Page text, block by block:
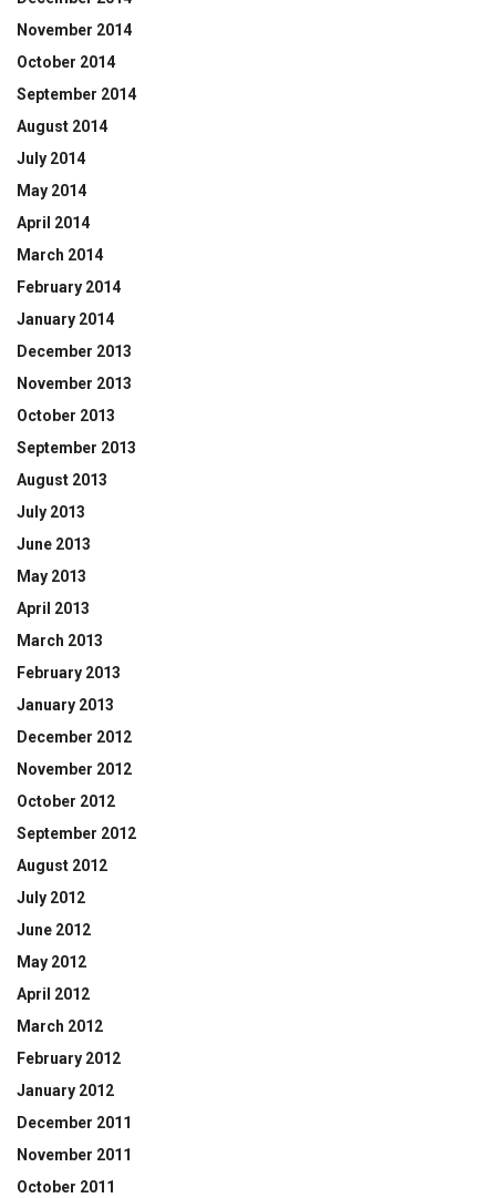
November 2014
October 2014
September 2014
August 2014
July 2014
May 2014
April 2014
March 2014
February 2014
January 2014
December 2013
November 2013
October 2013
September 2013
August 2013
July 2013
June 2013
May 2013
April 2013
March 2013
February 2013
January 2013
December 2012
November 2012
October 2012
September 2012
August 2012
July 2012
June 2012
May 2012
April 2012
March 2012
February 2012
January 2012
December 2011
November 2011
October 2011